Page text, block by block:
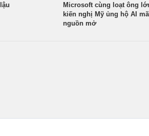
Microsoft cùng loạt ông
kiến nghị Mỹ ủng hộ AI mã
nguồn mở